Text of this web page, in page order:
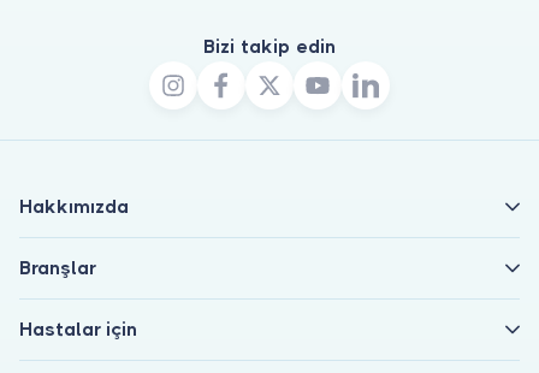
Bizi takip edin
Hakkımızda
Branşlar
Hastalar için